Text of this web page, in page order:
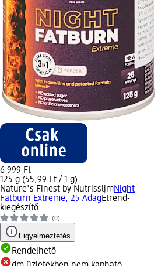
6 999 Ft
125 g (55,99 Ft / 1 g)
Nature's Finest by NutrisslimNight
Fatburn Extreme, 25 AdagÉtrend-
kiegészítő
(0)
Figyelmeztetés
Rendelhető